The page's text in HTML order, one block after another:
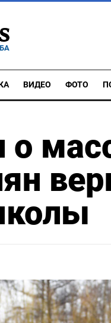
ВИДЕО ФОТО